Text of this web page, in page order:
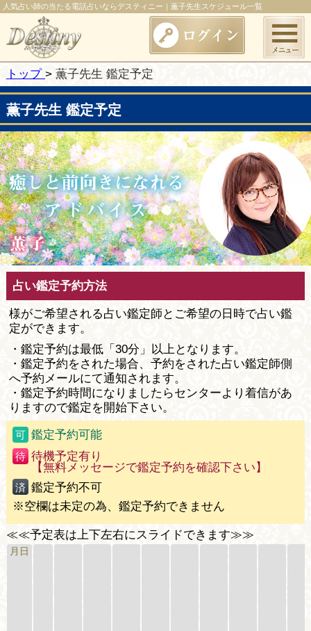
人気占い師の当たる電話占いならデスティニー｜薫子先生スケジュール一覧
トップ 薫子先生 鑑定予定
薫子先生 鑑定予定
占い鑑定予約方法
様がご希望される占い鑑定師とご希望の日時で占い鑑
定ができます。
・鑑定予約は最低「30分」以上となります。
・鑑定予約をされた場合、予約をされた占い鑑定師側
へ予約メールにて通知されます。
・鑑定予約時間になりましたらセンターより着信があ
りますので鑑定を開始下さい。
可 鑑定予約可能
待 待機予定有り
【無料メッセージで鑑定予約を確認下さい】
済 鑑定予約不可
※空欄は未定の為、鑑定予約できません
≪≪予定表は上下左右にスライドできます≫≫
月日